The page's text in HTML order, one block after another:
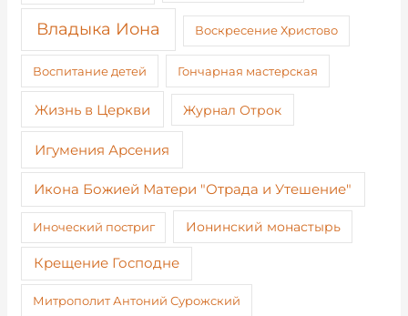
Владыка Иона Воскресение Христово
Воспитание детей Гончарная мастерская
Жизнь в Церкви Журнал Отрок
Игумения Арсения
Икона Божией Матери "Отрада и Утешение"
Иноческий постриг Ионинский монастырь
Крещение Господне
Митрополит Антоний Сурожский